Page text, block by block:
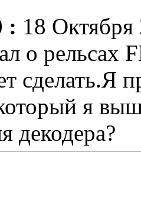
: 18
о рельсах
сделать.Я
я
декодера?